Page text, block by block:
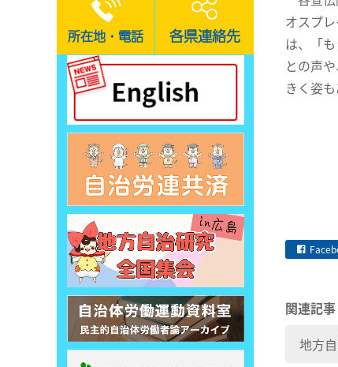
所在地・電話 各県連絡先
オスプ
は、「
との声
きく姿
関連記事
地方